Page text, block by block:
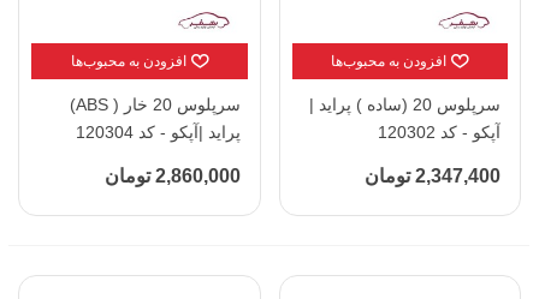
افزودن به محبوب‌ها
سرپلوس 20 (ساده ) پراید |
آپکو - کد 120302
2,347,400 تومان
افزودن به محبوب‌ها
سرپلوس 20 خار ( ABS)
پراید |آپکو - کد 120304
2,860,000 تومان